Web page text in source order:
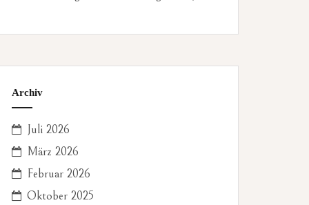
Archiv
Juli 2026
März 2026
Februar 2026
Oktober 2025